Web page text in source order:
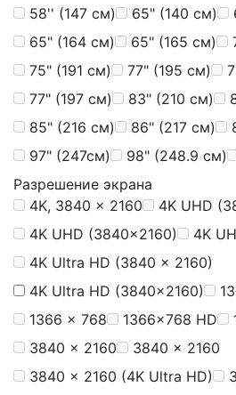
58'' (147 см)
65" (140 см)
65" (164 см)
65" (165 см)
75" (191 см)
77" (195 см)
77" (197 см)
83" (210 см)
85" (216 см)
86" (217 см)
97" (247см)
98" (248.9 см)
Разрешение экрана
4K, 3840 × 2160
4K UHD
4K UHD (3840x2160)
4K
4K Ultra HD (3840 x 2160)
4K Ultra HD (3840x2160)
1366 x 768
1366x768 HD
3840 × 2160
3840 x 2160
3840 x 2160 (4K Ultra HD)